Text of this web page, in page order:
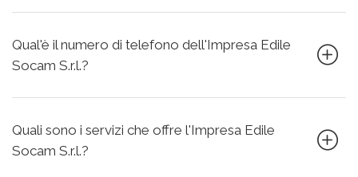
Qual'è il numero di telefono dell'Impresa Edile
Socam S.r.l.?
Quali sono i servizi che offre l'Impresa Edile
Socam S.r.l.?